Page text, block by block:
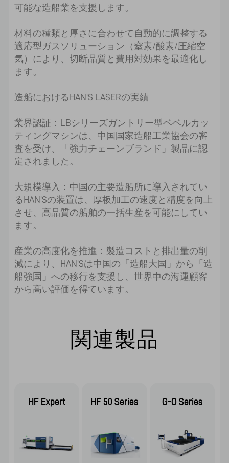
可能な造船業を支援します。
材料の種類と厚さに合わせて自動的に調整する
適応型ガスソリューション（窒素/酸素/圧縮空
気）により、切断品質と費用対効果を最適化し
ます。
造船におけるHAN'S LASERの実績
業界認証：LBシリーズガントリー型ベベルカッ
ティングマシンは、中国国家造船工業協会の審
査を受け、「強力チェーンブランド」製品に認
定されました。
大規模導入：中国の主要造船所に導入されてい
るHAN'Sの装置は、厚板加工の速度と精度を向上
させ、高品質の船舶の一括生産を可能にしてい
ます。
産業の高度化を推進：製造コストと排出量の削
減により、HAN'Sは中国の「造船大国」から「造
船強国」への移行を支援し、世界中の海運顧客
から高い評価を得ています。
関連製品
HF Expert HF 50 Series G-O Series